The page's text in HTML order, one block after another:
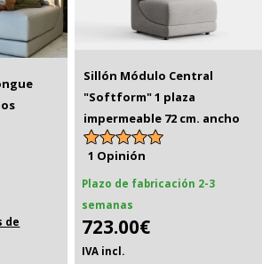
de
Sillón Módulo Central
"Softform" 1 plaza
impermeable 72 cm. ancho
1 Opinión
Plazo de fabricación 2-3
semanas
723.00€
IVA incl.